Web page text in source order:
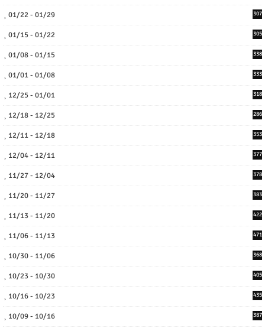
01/22 - 01/29 307
01/15 - 01/22 305
01/08 - 01/15 338
01/01 - 01/08 333
12/25 - 01/01 318
12/18 - 12/25 286
12/11 - 12/18 353
12/04 - 12/11 377
11/27 - 12/04 378
11/20 - 11/27 383
11/13 - 11/20 422
11/06 - 11/13 471
10/30 - 11/06 368
10/23 - 10/30 405
10/16 - 10/23 435
10/09 - 10/16 387